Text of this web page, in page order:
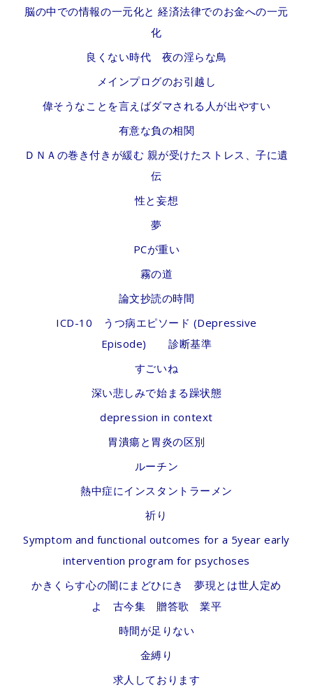
脳の中での情報の一元化と 経済法律でのお金への一元
化
良くない時代 夜の淫らな鳥
メインプログのお引越し
偉そうなことを言えばダマされる人が出やすい
有意な負の相関
ＤＮＡの巻き付きが緩む 親が受けたストレス、子に遺
伝
性と妄想
夢
PCが重い
霧の道
論文抄読の時間
ICD-10 うつ病エピソード (Depressive
Episode) 診断基準
すごいね
深い悲しみで始まる躁状態
depression in context
胃潰瘍と胃炎の区別
ルーチン
熱中症にインスタントラーメン
祈り
Symptom and functional outcomes for a 5year early
intervention program for psychoses
かきくらす心の闇にまどひにき 夢現とは世人定め
よ 古今集 贈答歌 業平
時間が足りない
金縛り
求人しております